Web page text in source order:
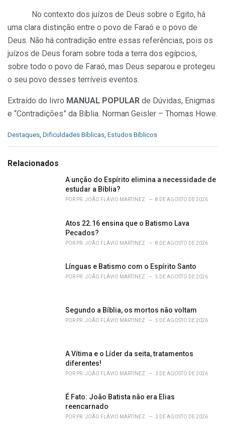
No contexto dos juízos de Deus sobre o Egito, há
uma clara distinção entre o povo de Faraó e o povo de
Deus. Não há contradição entre essas referências, pois os
juízos de Deus foram sobre toda a terra dos egípcios,
sobre todo o povo de Faraó, mas Deus separou e protegeu
o seu povo desses terríveis eventos.
Extraído do livro MANUAL POPULAR de Dúvidas, Enigmas
e “Contradições” da Bíblia. Norman Geisler – Thomas Howe.
C
e
Destaques Dificuldades Bíblicas Estudos Bíblicos
Relacionados
A unção do Espírito elimina a necessidade de
estudar a Bíblia?
POR PR. JOÃO FLÁVIO MARTINEZ 8 DE AGOSTO DE 2026
Atos 22.16 ensina que o Batismo Lava
Pecados?
POR PR. JOÃO FLÁVIO MARTINEZ 8 DE AGOSTO DE 2026
Línguas e Batismo com o Espírito Santo
POR PR. JOÃO FLÁVIO MARTINEZ 5 DE AGOSTO DE 2026
Segundo a Bíblia, os mortos não voltam
POR PR. JOÃO FLÁVIO MARTINEZ 5 DE AGOSTO DE 2026
A Vítima e o Líder da seita, tratamentos
diferentes!
POR PR. JOÃO FLÁVIO MARTINEZ 3 DE AGOSTO DE 2026
É Fato: João Batista não era Elias
reencarnado
POR PR. JOÃO FLÁVIO MARTINEZ 3 DE AGOSTO DE 2026